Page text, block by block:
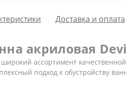
Доставка и оплата
акриловая
ассортимент
подход к обустройству